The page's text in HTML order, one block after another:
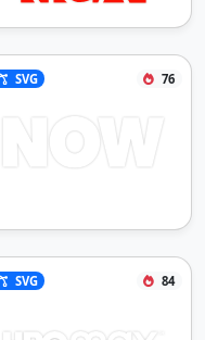
SVG 76
SVG 84